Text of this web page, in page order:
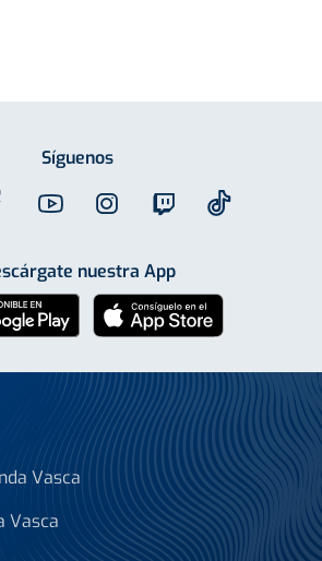
Síguenos
nuestra App
Vasca
Vasca